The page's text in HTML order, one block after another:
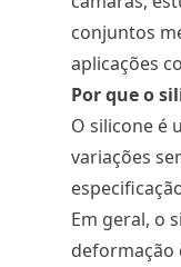
conjuntos
aplicações
Por que o
O silicone é
variações
Em geral, o
deformação